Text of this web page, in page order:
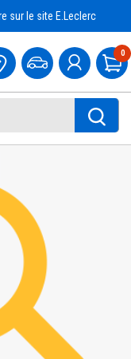
sur le site E.Leclerc
0